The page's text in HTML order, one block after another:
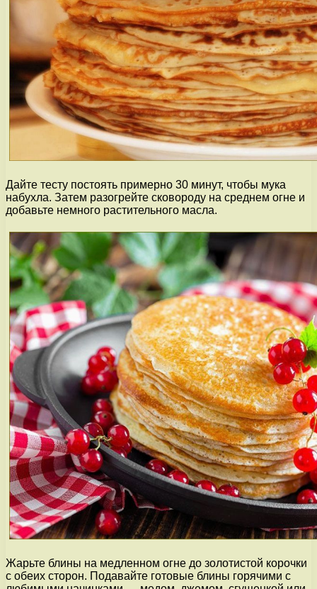
Дайте тесту постоять примерно 30 минут, чтобы мука
набухла. Затем разогрейте сковороду на среднем огне и
добавьте немного растительного масла.
Жарьте блины на медленном огне до золотистой корочки
с обеих сторон. Подавайте готовые блины горячими с